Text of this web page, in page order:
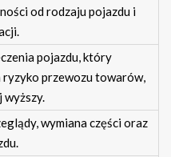
od rodzaju pojazdu i
pojazdu, który
ryzyko przewozu towarów,
wyższy.
wymiana części oraz